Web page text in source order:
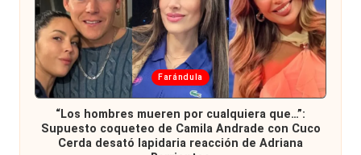
Publicada
en
Farándula
“Los hombres mueren por cualquiera que…”:
Supuesto coqueteo de Camila Andrade con Cuco
Cerda desató lapidaria reacción de Adriana